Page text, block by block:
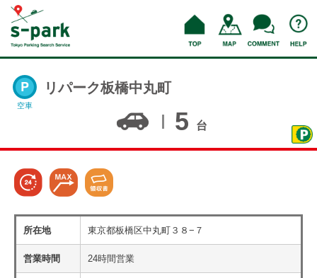
空車
リパーク板橋中丸町
5 台
所在地 東京都板橋区中丸町３８−７
営業時間 24時間営業